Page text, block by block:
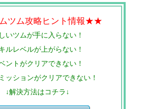
ツム攻略ヒント情報★★
いツムが手に入らない！
ルレベルが上がらない！
ントがクリアできない！
ッションがクリアできない！
↓解決方法はコチラ↓